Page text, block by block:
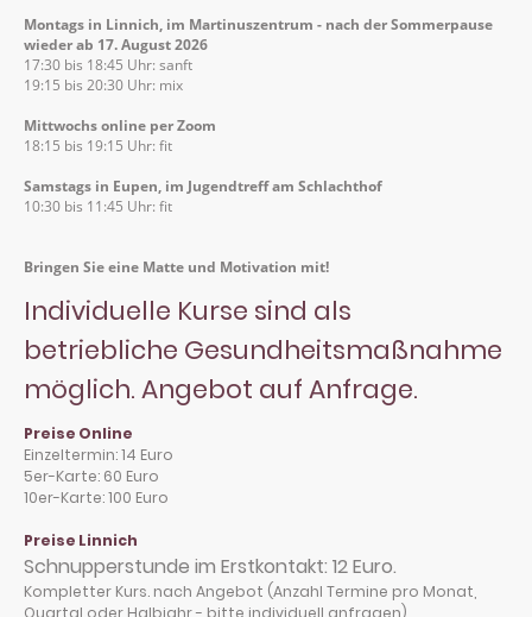
Montags in Linnich, im Martinuszentrum - nach der Sommerpause
wieder ab 17. August 2026
17:30 bis 18:45 Uhr: sanft
19:15 bis 20:30 Uhr: mix
Mittwochs online per Zoom
18:15 bis 19:15 Uhr: fit
Samstags in Eupen, im Jugendtreff am Schlachthof
10:30 bis 11:45 Uhr: fit
Bringen Sie eine Matte und Motivation mit!
Individuelle Kurse sind als
betriebliche Gesundheitsmaßnahme
möglich. Angebot auf Anfrage.
Preise Online
Einzeltermin: 14 Euro
5er-Karte: 60 Euro
10er-Karte: 100 Euro
Preise Linnich
Schnupperstunde im Erstkontakt: 12 Euro.
Kompletter Kurs. nach Angebot (Anzahl Termine pro Monat,
Quartal oder Halbjahr - bitte individuell anfragen)